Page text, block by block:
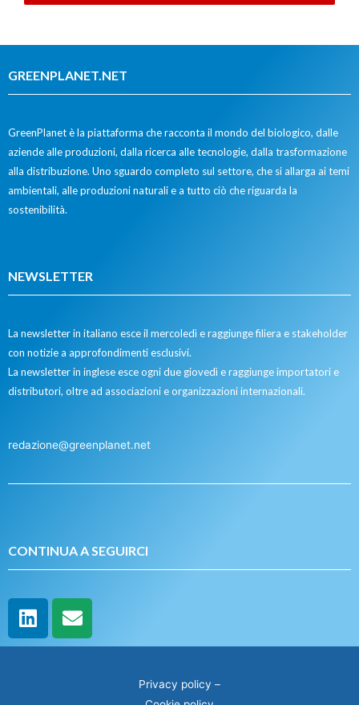
GREENPLANET.NET
GreenPlanet è la piattaforma che racconta il mondo del biologico, dalle
aziende alle produzioni, dalla ricerca alle tecnologie, dalla trasformazione
alla distribuzione. Uno sguardo completo sul settore, che si allarga ai temi
ambientali, alle produzioni naturali e a tutto ciò che riguarda la
sostenibilità.
NEWSLETTER
La newsletter in italiano esce il mercoledì e raggiunge filiera e stakeholder
con notizie a approfondimenti esclusivi.
La newsletter in inglese esce ogni due giovedì e raggiunge importatori e
distributori, oltre ad associazioni e organizzazioni internazionali.
redazione@greenplanet.net
CONTINUA A SEGUIRCI
Privacy policy –